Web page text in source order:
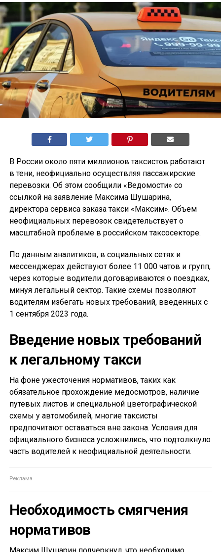
В России около пяти миллионов таксистов работают
в тени, неофициально осуществляя пассажирские
перевозки. Об этом сообщили «Ведомости» со
ссылкой на заявление Максима Шушарина,
директора сервиса заказа такси «Максим». Объем
неофициальных перевозок свидетельствует о
масштабной проблеме в российском таксосекторе.
По данным аналитиков, в социальных сетях и
мессенджерах действуют более 11 000 чатов и групп,
через которые водители договариваются о поездках,
минуя легальный сектор. Такие схемы позволяют
водителям избегать новых требований, введенных с
1 сентября 2023 года.
Введение новых требований
к легальному такси
На фоне ужесточения нормативов, таких как
обязательное прохождение медосмотров, наличие
путевых листов и специальной цветографической
схемы у автомобилей, многие таксисты
предпочитают оставаться вне закона. Условия для
официального бизнеса усложнились, что подтолкнуло
часть водителей к неофициальной деятельности.
Необходимость смягчения
нормативов